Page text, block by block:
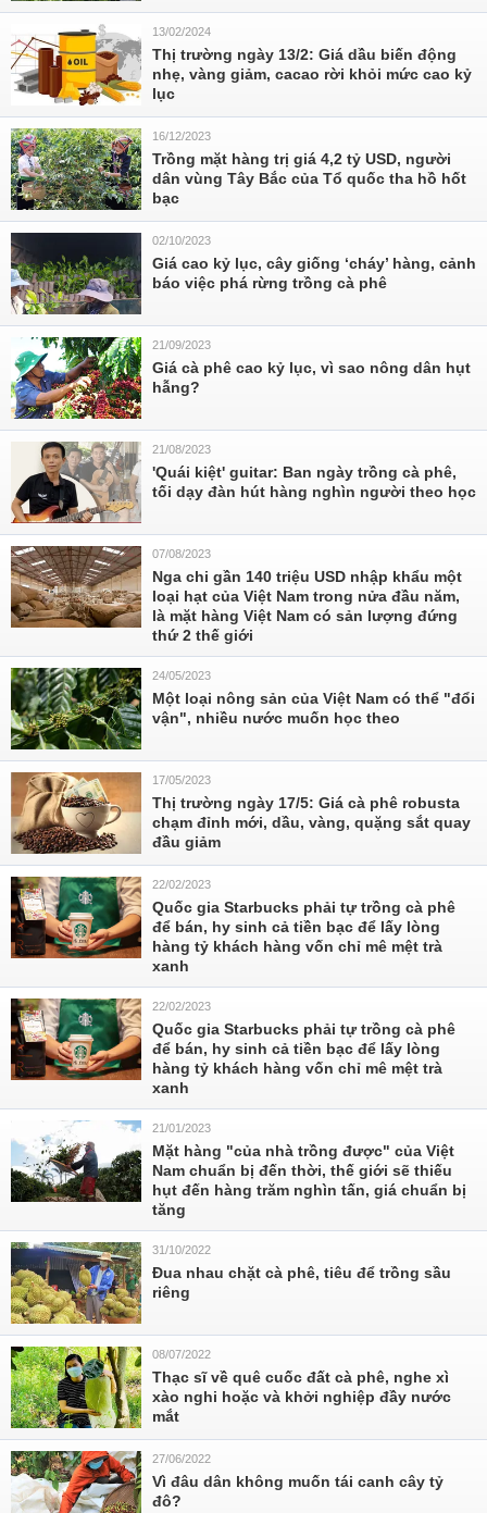
13/02/2024
Thị trường ngày 13/2: Giá dầu biến động
nhẹ, vàng giảm, cacao rời khỏi mức cao kỷ
lục
16/12/2023
Trồng mặt hàng trị giá 4,2 tỷ USD, người
dân vùng Tây Bắc của Tổ quốc tha hồ hốt
bạc
02/10/2023
Giá cao kỷ lục, cây giống ‘cháy’ hàng, cảnh
báo việc phá rừng trồng cà phê
21/09/2023
Giá cà phê cao kỷ lục, vì sao nông dân hụt
hẫng?
21/08/2023
'Quái kiệt' guitar: Ban ngày trồng cà phê,
tối dạy đàn hút hàng nghìn người theo học
07/08/2023
Nga chi gần 140 triệu USD nhập khẩu một
loại hạt của Việt Nam trong nửa đầu năm,
là mặt hàng Việt Nam có sản lượng đứng
thứ 2 thế giới
24/05/2023
Một loại nông sản của Việt Nam có thể "đổi
vận", nhiều nước muốn học theo
17/05/2023
Thị trường ngày 17/5: Giá cà phê robusta
chạm đỉnh mới, dầu, vàng, quặng sắt quay
đầu giảm
22/02/2023
Quốc gia Starbucks phải tự trồng cà phê
để bán, hy sinh cả tiền bạc để lấy lòng
hàng tỷ khách hàng vốn chỉ mê mệt trà
xanh
22/02/2023
Quốc gia Starbucks phải tự trồng cà phê
để bán, hy sinh cả tiền bạc để lấy lòng
hàng tỷ khách hàng vốn chỉ mê mệt trà
xanh
21/01/2023
Mặt hàng "của nhà trồng được" của Việt
Nam chuẩn bị đến thời, thế giới sẽ thiếu
hụt đến hàng trăm nghìn tấn, giá chuẩn bị
tăng
31/10/2022
Đua nhau chặt cà phê, tiêu để trồng sầu
riêng
08/07/2022
Thạc sĩ về quê cuốc đất cà phê, nghe xì
xào nghi hoặc và khởi nghiệp đầy nước
mắt
27/06/2022
Vì đâu dân không muốn tái canh cây tỷ
đô?